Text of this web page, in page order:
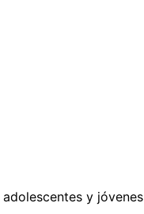
y jóvenes